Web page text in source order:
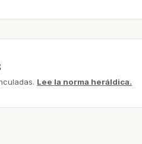
Lee la norma heráldica.